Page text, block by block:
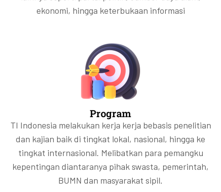
ekonomi, hingga keterbukaan informasi
Program
TI Indonesia melakukan kerja kerja bebasis penelitian
dan kajian baik di tingkat lokal, nasional, hingga ke
tingkat internasional. Melibatkan para pemangku
kepentingan diantaranya pihak swasta, pemerintah,
BUMN dan masyarakat sipil.